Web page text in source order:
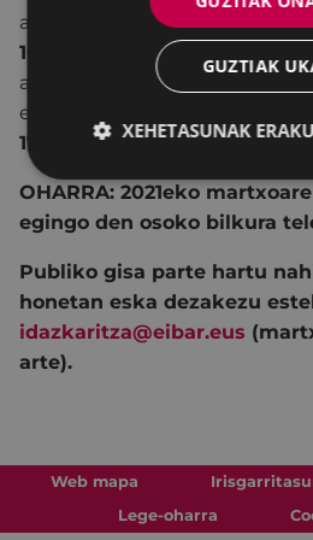
ahalbidetzeko.
16.
Miguel de los Toyos
aurkeztutako zinegotzi kargu-
ematea.
17.
Galderak eta erreguak.
OHARRA: 2021eko
egingo den osoko bilkura
Publiko gisa parte hartu
honetan eska dezakezu
idazkaritza@eibar.eus
arte).
Web mapa
Lege-oharra
GUZTIAK
XEHETASUNAK